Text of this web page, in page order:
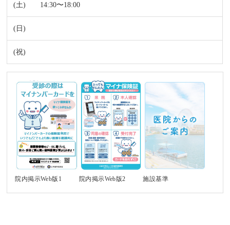
14:30〜18:00
院内掲示Web版1 院内掲示Web版2 施設基準